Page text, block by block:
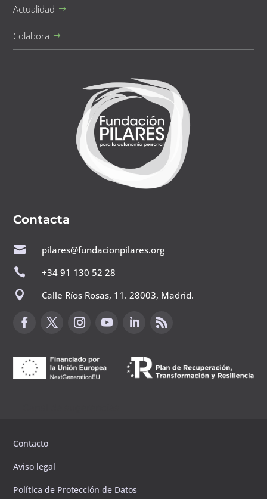
Actualidad
Colabora
Contacta

pilares@fundacionpilares.org

+34 91 130 52 28

Calle Ríos Rosas, 11. 28003, Madrid.
Contacto
Aviso legal
Política de Protección de Datos